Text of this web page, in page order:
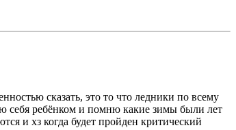
сказать, это то что ледники по всему
себя ребёнком и помню какие зимы были лет
и хз когда будет пройден критический